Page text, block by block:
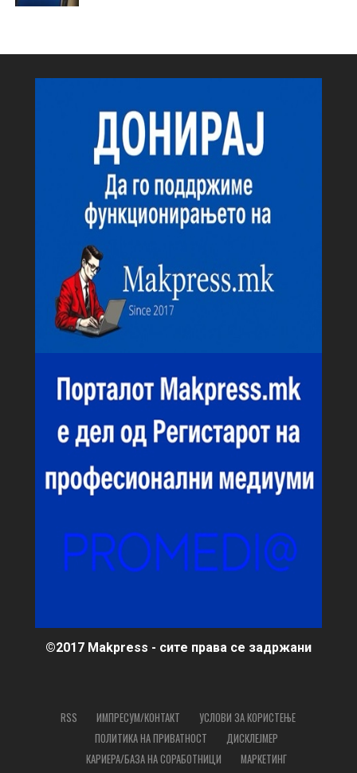
©2017 Makpress - сите права се задржани
RSS ИМПРЕСУМ/КОНТАКТ
УСЛОВИ ЗА КОРИСТЕЊЕ
ПОЛИТИКА НА ПРИВАТНОСТ
ДИСКЛЕЈМЕР
КАРИЕРА/БАЗА НА СОРАБОТНИЦИ
МАРКЕТИНГ